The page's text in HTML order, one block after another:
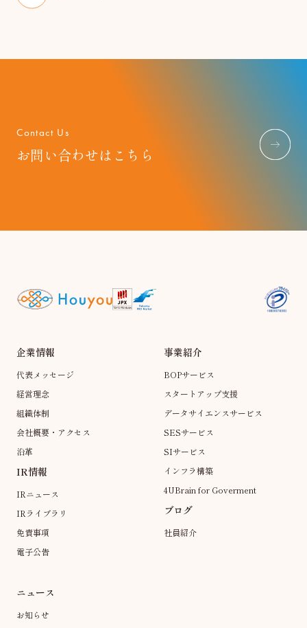
Contact Us
お問い合わせはこちら
企業情報
代表メッセージ
経営理念
組織体制
会社概要・アクセス
沿革
IR情報
IRニュース
IRライブラリ
免責事項
電子公告
事業紹介
BOPサービス
スタートアップ支援
データサイエンスサービス
SESサービス
SIサービス
インフラ構築
4UBrain for Goverment
ブログ
社員紹介
ニュース
お知らせ